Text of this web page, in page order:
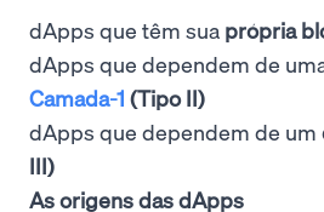
dApps que têm sua própria
dApps que dependem de
Camada-1 (Tipo II)
dApps que dependem de um
III)
As origens das dApps